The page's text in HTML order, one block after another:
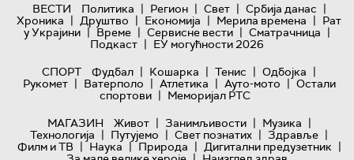
ВЕСТИ Политика | Регион | Свет | Србија данас |
Хроника | Друштво | Економија | Мерила времена | Рат
у Украјини | Време | Сервисне вести | Сматрачница |
Подкаст | ЕУ могућности 2026
СПОРТ
Фудбал | Кошарка | Тенис | Одбојка |
Рукомет | Ватерполо | Атлетика | Ауто-мото | Остали
спортови | Меморијал РТС
МАГАЗИН
Живот | Занимљивости | Музика |
Технологијa | Путујемо | Свет познатих | Здравље |
Филм и ТВ | Наука | Природа | Дигитални предузетник |